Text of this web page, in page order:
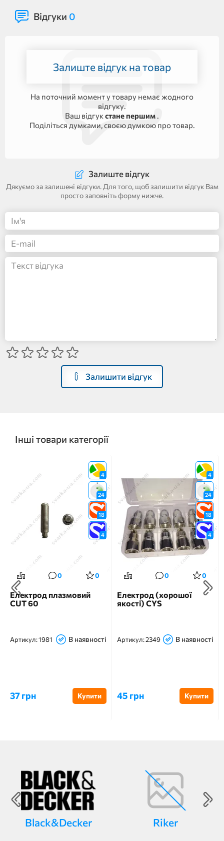
Відгуки 0
Залиште відгук на товар
На поточний момент у товару немає жодного
відгуку.
Ваш відгук стане першим .
Поділіться думками, своєю думкою про товар.
Залиште відгук
Дякуємо за залишені відгуки. Для того, щоб залишити відгук Вам
просто заповніть форму нижче.
Залишити відгук
Інші товари категорії
4
24
18
4
0 0
Електрод плазмовий
CUT 60
Артикул:1981 В наявності
37 грн Купити
4
24
18
4
0 0
Електрод (хорошої
якості) CYS
Артикул:2349 В наявності
45 грн Купити
Black&Decker Riker